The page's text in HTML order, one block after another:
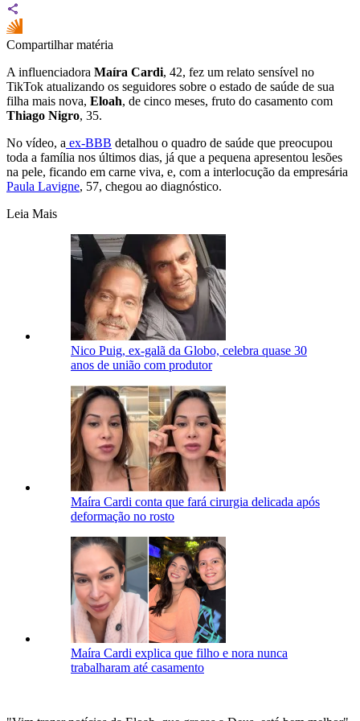
Compartilhar matéria
A influenciadora Maíra Cardi, 42, fez um relato sensível no
TikTok atualizando os seguidores sobre o estado de saúde de sua
filha mais nova, Eloah, de cinco meses, fruto do casamento com
Thiago Nigro, 35.
No vídeo, a ex-BBB detalhou o quadro de saúde que preocupou
toda a família nos últimos dias, já que a pequena apresentou lesões
na pele, ficando em carne viva, e, com a interlocução da empresária
Paula Lavigne, 57, chegou ao diagnóstico.
Leia Mais
Nico Puig, ex-galã da Globo, celebra quase 30
anos de união com produtor
Maíra Cardi conta que fará cirurgia delicada após
deformação no rosto
Maíra Cardi explica que filho e nora nunca
trabalharam até casamento